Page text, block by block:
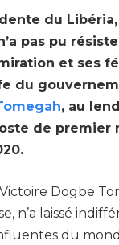
du
pas pu
et ses
du
, au
de premier
Dogbe
n’a laissé
du